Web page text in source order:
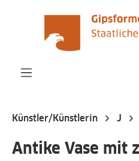
springen
Künstler/Künstlerin J
Antike Vase mit